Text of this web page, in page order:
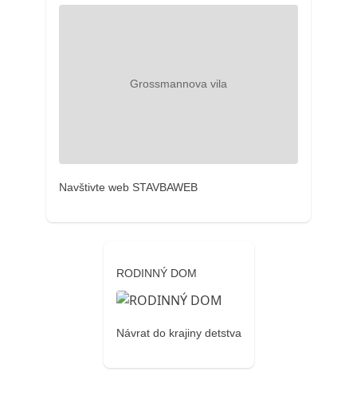
Navštivte web STAVBAWEB
RODINNÝ DOM
Návrat do krajiny detstva